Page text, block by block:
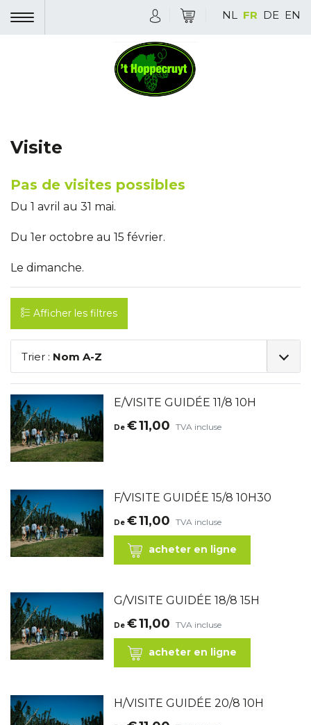
NL FR DE EN
Visite
Pas de visites possibles
Du 1 avril au 31 mai.
Du 1er octobre au 15 février.
Le dimanche.
Afficher les filtres
Trier : Nom A-Z
E/VISITE GUIDÉE 11/8 10H
De €11,00 TVA incluse
F/VISITE GUIDÉE 15/8 10H30
De €11,00 TVA incluse
acheter en ligne
G/VISITE GUIDÉE 18/8 15H
De €11,00 TVA incluse
acheter en ligne
H/VISITE GUIDÉE 20/8 10H